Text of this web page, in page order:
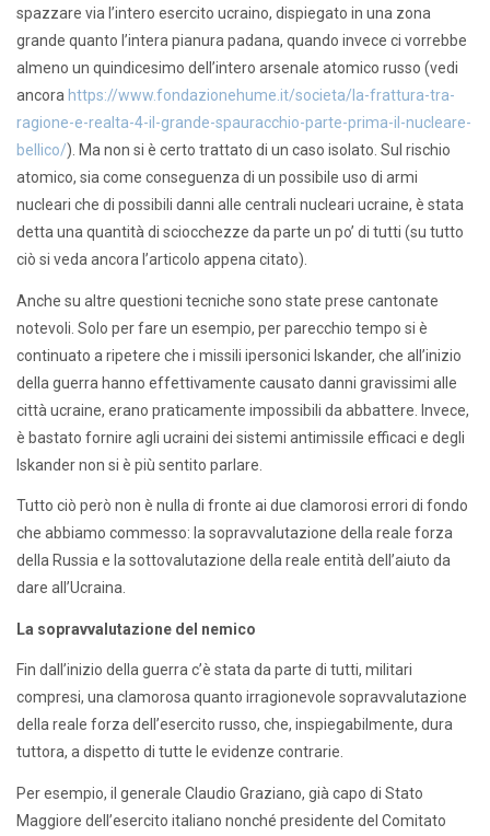
spazzare via l’intero esercito ucraino, dispiegato in una zona
grande quanto l’intera pianura padana, quando invece ci vorrebbe
almeno un quindicesimo dell’intero arsenale atomico russo (vedi
ancora https://www.fondazionehume.it/societa/la-frattura-tra-
ragione-e-realta-4-il-grande-spauracchio-parte-prima-il-nucleare-
bellico/). Ma non si è certo trattato di un caso isolato. Sul rischio
atomico, sia come conseguenza di un possibile uso di armi
nucleari che di possibili danni alle centrali nucleari ucraine, è stata
detta una quantità di sciocchezze da parte un po’ di tutti (su tutto
ciò si veda ancora l’articolo appena citato).
Anche su altre questioni tecniche sono state prese cantonate
notevoli. Solo per fare un esempio, per parecchio tempo si è
continuato a ripetere che i missili ipersonici Iskander, che all’inizio
della guerra hanno effettivamente causato danni gravissimi alle
città ucraine, erano praticamente impossibili da abbattere. Invece,
è bastato fornire agli ucraini dei sistemi antimissile efficaci e degli
Iskander non si è più sentito parlare.
Tutto ciò però non è nulla di fronte ai due clamorosi errori di fondo
che abbiamo commesso: la sopravvalutazione della reale forza
della Russia e la sottovalutazione della reale entità dell’aiuto da
dare all’Ucraina.
La sopravvalutazione del nemico
Fin dall’inizio della guerra c’è stata da parte di tutti, militari
compresi, una clamorosa quanto irragionevole sopravvalutazione
della reale forza dell’esercito russo, che, inspiegabilmente, dura
tuttora, a dispetto di tutte le evidenze contrarie.
Per esempio, il generale Claudio Graziano, già capo di Stato
Maggiore dell’esercito italiano nonché presidente del Comitato